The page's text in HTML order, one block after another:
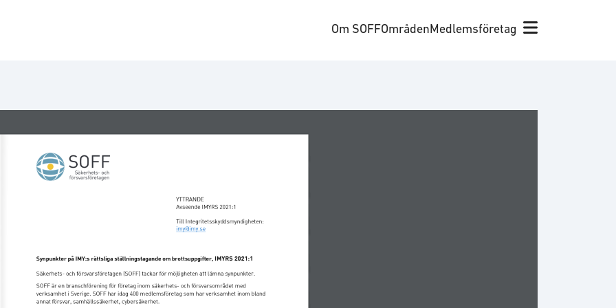
Om SOFFOmrådenMedlemsföretag
YTTRANDE
Avseende IMYRS 2021:1
Till Integritetsskyddsmyndigheten:
imy@imy.se
Synpunkter på IMY:s rättsliga ställningstagande om brottsuppgifter, IMYRS 2021:1
Säkerhets- och försvarsföretagen (SOFF) tackar för möjligheten att lämna synpunkter.
SOFF är en branschförening för företag inom säkerhets- och försvarsområdet med
verksamhet i Sverige. SOFF har idag 400 medlemsföretag som har verksamhet inom bland
annat försvar, samhällssäkerhet, cybersäkerhet.